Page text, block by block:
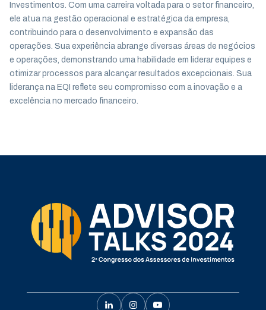
Investimentos. Com uma carreira voltada para o setor financeiro,
ele atua na gestão operacional e estratégica da empresa,
contribuindo para o desenvolvimento e expansão das
operações. Sua experiência abrange diversas áreas de negócios
e operações, demonstrando uma habilidade em liderar equipes e
otimizar processos para alcançar resultados excepcionais. Sua
liderança na EQI reflete seu compromisso com a inovação e a
excelência no mercado financeiro.